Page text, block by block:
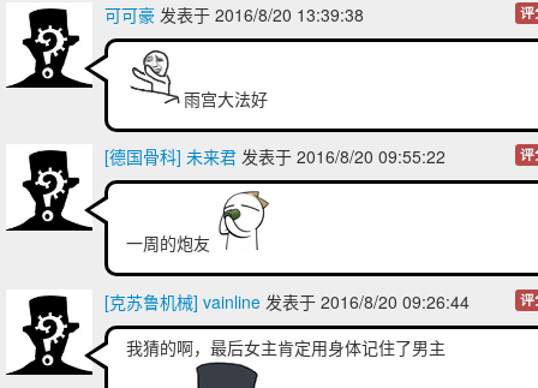
可可豪 发表于 2016/8/20 13:39:38 评
雨宫大法好
[德国骨科] 未来君 发表于 2016/8/20 09:55:22 评
一周的炮友
[克苏鲁机械] vainline 发表于 2016/8/20 09:26:44 评
我猜的啊，最后女主肯定用身体记住了男主